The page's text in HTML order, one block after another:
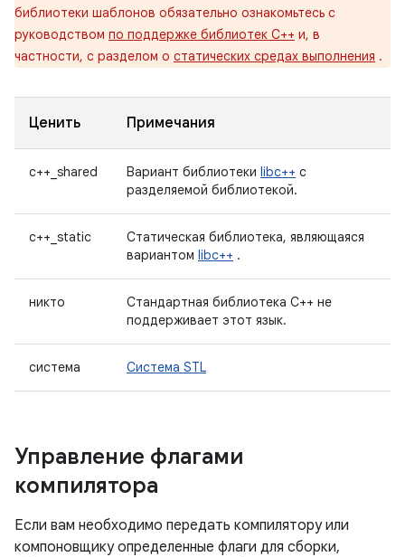
библиотеки шаблонов обязательно ознакомьтесь с
руководством по поддержке библиотек C++ и, в
частности, с разделом о статических средах выполнения .
Ценить Примечания
c++_shared Вариант библиотеки libc++ с
разделяемой библиотекой.
c++_static
Статическая библиотека, являющаяся
вариантом libc++ .
никто
Стандартная библиотека C++ не
поддерживает этот язык.
система Система STL
Управление флагами
компилятора
Если вам необходимо передать компилятору или
компоновщику определенные флаги для сборки,